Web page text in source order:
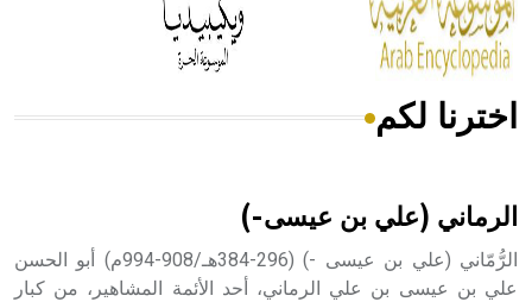
أجود أنواعه، ويمتاز بكبر الحجم ويسمى الش
هل تعلم أن الأبسيد كلمة فرنسية اللفظ تم اعتمادها مصطلحاً
اخترنا لكم
الرماني (علي بن عيسى-)
الرُّمّاني (علي بن عيسى -) (296-384هـ/908-994م) أبو الحسن
علي بن عيسى بن علي الرماني، أحد الأئمة المشاهير، من كبار